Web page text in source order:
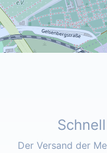
Der Versand der